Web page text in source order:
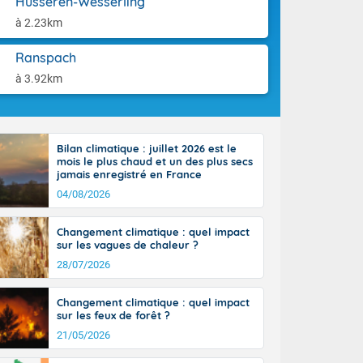
à 2.23km
Ranspach
à 3.92km
jusque
la Corse
le
des
En
en
nuit
orages,
jour, le
au sud,
hausse, en
et même
Bilan climatique : juillet 2026 est le
mois le plus chaud et un des plus secs
jamais enregistré en France
04/08/2026
Changement climatique : quel impact
sur les vagues de chaleur ?
28/07/2026
Changement climatique : quel impact
sur les feux de forêt ?
21/05/2026